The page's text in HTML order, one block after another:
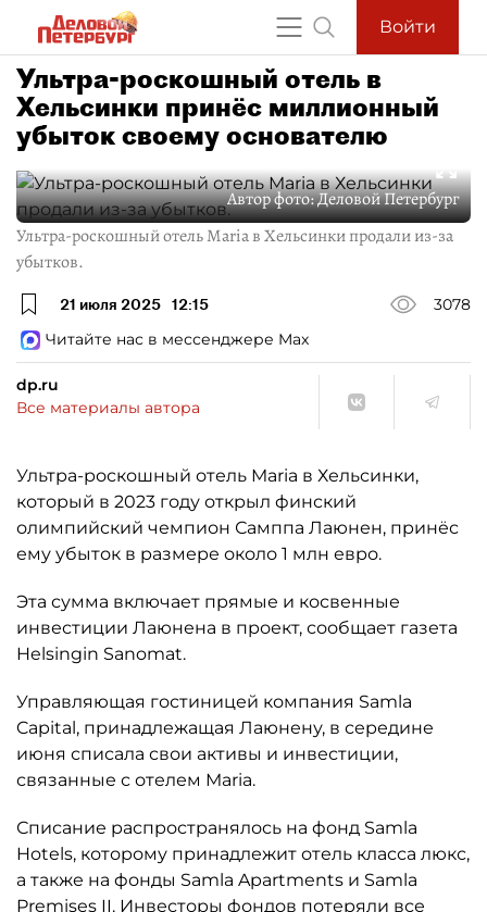
Войти
Ультра-роскошный отель в
Хельсинки принёс миллионный
убыток своему основателю
Автор фото:Деловой Петербург
Ультра-роскошный отель Maria в Хельсинки продали из-за
убытков.
21 июля 2025 12:15
3078
Читайте нас в мессенджере Max
dp.ru
Все материалы автора
Ультра-роскошный отель Maria в Хельсинки,
который в 2023 году открыл финский
олимпийский чемпион Самппа Лаюнен, принёс
ему убыток в размере около 1 млн евро.
Эта сумма включает прямые и косвенные
инвестиции Лаюнена в проект, сообщает газета
Helsingin Sanomat.
Управляющая гостиницей компания Samla
Capital, принадлежащая Лаюнену, в середине
июня списала свои активы и инвестиции,
связанные с отелем Maria.
Списание распространялось на фонд Samla
Hotels, которому принадлежит отель класса люкс,
а также на фонды Samla Apartments и Samla
Premises II. Инвесторы фондов потеряли все